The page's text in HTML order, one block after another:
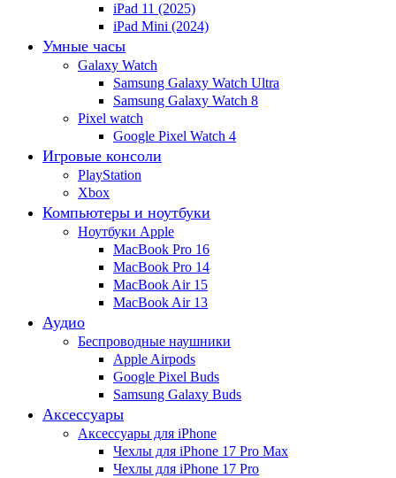
iPad 11 (2025)
iPad Mini (2024)
Умные часы
Galaxy Watch
Samsung Galaxy Watch Ultra
Samsung Galaxy Watch 8
Pixel watch
Google Pixel Watch 4
Игровые консоли
PlayStation
Xbox
Компьютеры и ноутбуки
Ноутбуки Apple
MacBook Pro 16
MacBook Pro 14
MacBook Air 15
MacBook Air 13
Аудио
Беспроводные наушники
Apple Airpods
Google Pixel Buds
Samsung Galaxy Buds
Аксессуары
Аксессуары для iPhone
Чехлы для iPhone 17 Pro Max
Чехлы для iPhone 17 Pro